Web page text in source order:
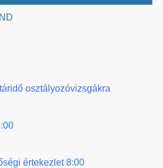
osztályozóvizsgákra
értekezlet 8:00